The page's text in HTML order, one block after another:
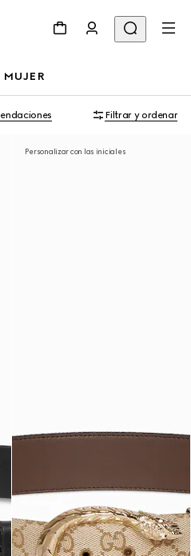
Filtrar y ordenar
Personalizar con las iniciales